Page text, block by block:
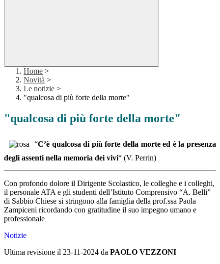
Home >
Novità >
Le notizie >
"qualcosa di più forte della morte"
"qualcosa di più forte della morte"
“C’è qualcosa di più forte della morte ed è la presenza
degli assenti nella memoria dei vivi“ (V. Perrin)
Con profondo dolore il Dirigente Scolastico, le colleghe e i colleghi,
il personale ATA e gli studenti dell’Istituto Comprensivo “A. Belli”
di Sabbio Chiese si stringono alla famiglia della prof.ssa Paola
Zampiceni ricordando con gratitudine il suo impegno umano e
professionale
Notizie
Ultima revisione il 23-11-2024 da PAOLO VEZZONI